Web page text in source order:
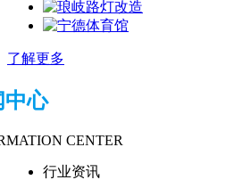
了解更多
中心
CENTER
行业资讯